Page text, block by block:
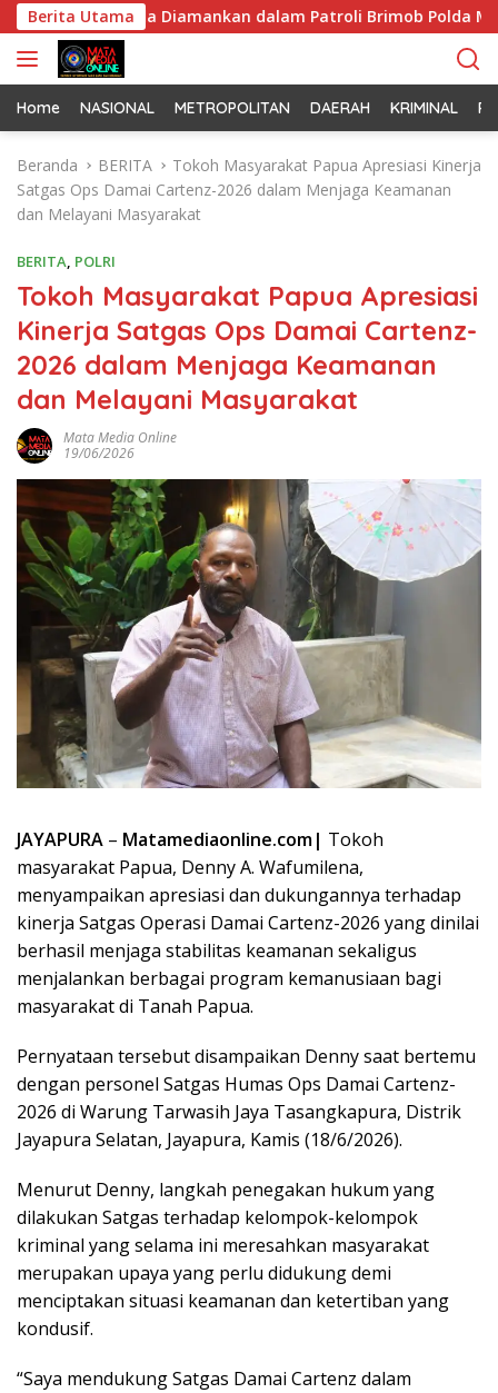
a
g
u
Berita Utama
Pemuda Diamankan dalam Patroli Brimob Polda Metro Jaya
Home NASIONAL METROPOLITAN DAERAH KRIMINAL
Beranda BERITA
Tokoh Masyarakat Papua Apresiasi Kinerja
Satgas Ops Damai Cartenz-2026 dalam Menjaga Keamanan
dan Melayani Masyarakat
BERITA, POLRI
Tokoh Masyarakat Papua Apresiasi
Kinerja Satgas Ops Damai Cartenz-
2026 dalam Menjaga Keamanan
dan Melayani Masyarakat
Mata Media Online
19/06/2026
JAYAPURA – Matamediaonline.com| Tokoh
masyarakat Papua, Denny A. Wafumilena,
menyampaikan apresiasi dan dukungannya terhadap
kinerja Satgas Operasi Damai Cartenz-2026 yang dinilai
berhasil menjaga stabilitas keamanan sekaligus
menjalankan berbagai program kemanusiaan bagi
masyarakat di Tanah Papua.
Pernyataan tersebut disampaikan Denny saat bertemu
dengan personel Satgas Humas Ops Damai Cartenz-
2026 di Warung Tarwasih Jaya Tasangkapura, Distrik
Jayapura Selatan, Jayapura, Kamis (18/6/2026).
Menurut Denny, langkah penegakan hukum yang
dilakukan Satgas terhadap kelompok-kelompok
kriminal yang selama ini meresahkan masyarakat
merupakan upaya yang perlu didukung demi
menciptakan situasi keamanan dan ketertiban yang
kondusif.
“Saya mendukung Satgas Damai Cartenz dalam